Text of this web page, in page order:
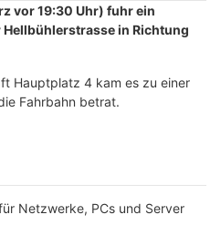
vor 19:30 Uhr) fuhr ein
in Richtung
Hauptplatz 4 kam es zu einer
Fahrbahn betrat.